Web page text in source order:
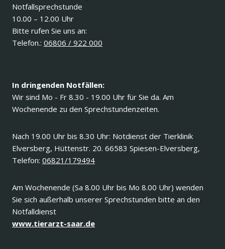
Notfallsprechstunde
10.00 – 12.00 Uhr
Bitte rufen Sie uns an:
Telefon.: 06806 / 922 000
In dringenden Notfällen:
Wir sind Mo - Fr 8.30 - 19.00 Uhr für Sie da. Am
Wochenende zu den Sprechstundenzeiten.
Nach 19.00 Uhr bis 8.30 Uhr: Notdienst der Tierklinik
Elversberg, Hüttenstr. 20. 66583 Spiesen-Elversberg,
Telefon: 06821/179494
Am Wochenende (Sa 8.00 Uhr bis Mo 8.00 Uhr) wenden
Sie sich außerhalb unserer Sprechstunden bitte an den
Notfalldienst
www.tierarzt-saar.de